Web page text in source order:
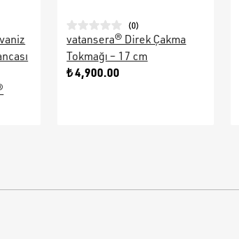
(0)
vatansera® Direk Çakma
Tokmağı – 17 cm
₺ 4,900.00